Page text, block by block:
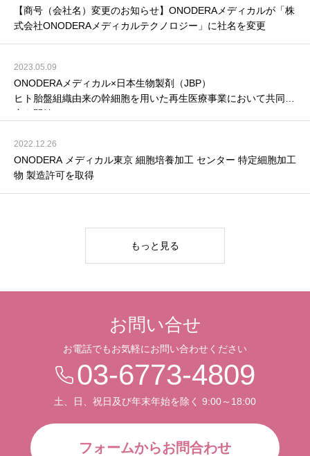
【商号（会社名）変更のお知らせ】ONODERAメディカルが「株
式会社ONODERAメディカルテクノロジー」に社名を変更
2023.05.09
ONODERAメディカル×⽇本⽣物製剤（JBP）
ヒト胎盤組織由来の幹細胞を⽤いた再⽣医療事業において共同研
究を開始
2022.12.26
ONODERA メディカル東京 細胞培養加工 センター 特定細胞加工
物 製造許可を取得
もっと見る
お問い合せ
お電話でもお気軽にお問い合わせください
03-6773-4809
土、日、祝日及び年末年始を除く 9:00～18:00
フォームからお問合わせ